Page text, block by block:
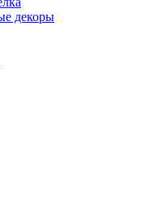
декоры